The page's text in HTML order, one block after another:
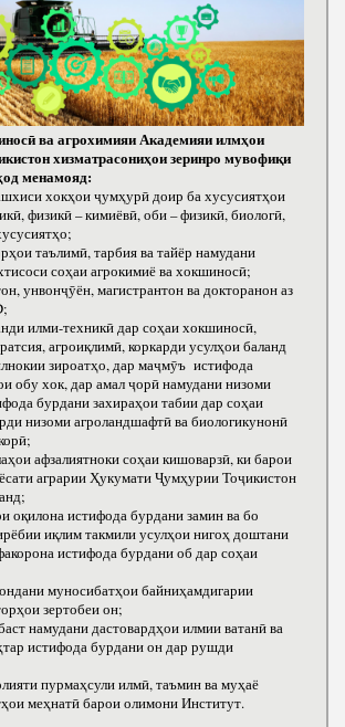
ва агрохимияи Академияи илмҳои
хизматрасониҳои зеринро мувофиқи
менамояд:
хокҳои ҷумҳурӣ доир ба хусусиятҳои
физикӣ – кимиёвӣ, оби – физикӣ, биологӣ,
таълимӣ, тарбия ва тайёр намудани
соҳаи агрокимиё ва хокшиносӣ;
унвонҷӯён, магистрантон ва докторанон аз
илми-техникӣ дар соҳаи хокшиносӣ,
агроиқлимӣ, коркарди усулҳои баланд
зироатҳо, дар маҷмӯъ истифода
обу хок, дар амал ҷорӣ намудани низоми
бурдани захираҳои табии дар соҳаи
низоми агроландшафтӣ ва биологикунонӣ
афзалиятноки соҳаи кишоварзӣ, ки барои
аграрии Ҳукумати Ҷумҳурии Тоҷикистон
оқилона истифода бурдани замин ва бо
иқлим такмили усулҳои нигоҳ доштани
истифода бурдани об дар соҳаи
муносибатҳои байниҳамдигарии
зертобеи он;
намудани дастовардҳои илмии ватанӣ ва
истифода бурдани он дар рушди
пурмаҳсули илмӣ, таъмин ва муҳаё
меҳнатӣ барои олимони Институт.